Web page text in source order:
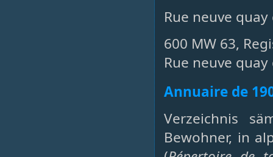
Rue neuve
600 MW 63,
Rue neuve
Annuaire de
Verzeichnis
Bewohner, in